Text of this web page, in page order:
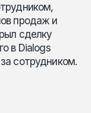
продаж и
сделку
в Dialogs
сотрудником.